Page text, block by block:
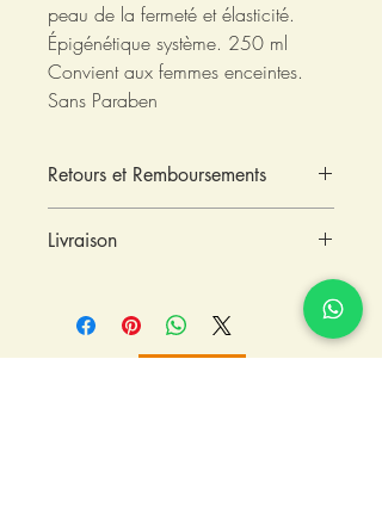
peau de la fermeté et élasticité.
Épigénétique système. 250 ml
Convient aux femmes enceintes.
Sans Paraben
Retours et Remboursements
corporels sont exclus du droit de
Livraison
Les frais de livraison sont à la charge du
client.